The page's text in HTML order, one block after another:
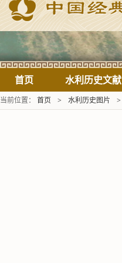
首页 水利历史文献
当前位置： 首页 > 水利历史图片 >